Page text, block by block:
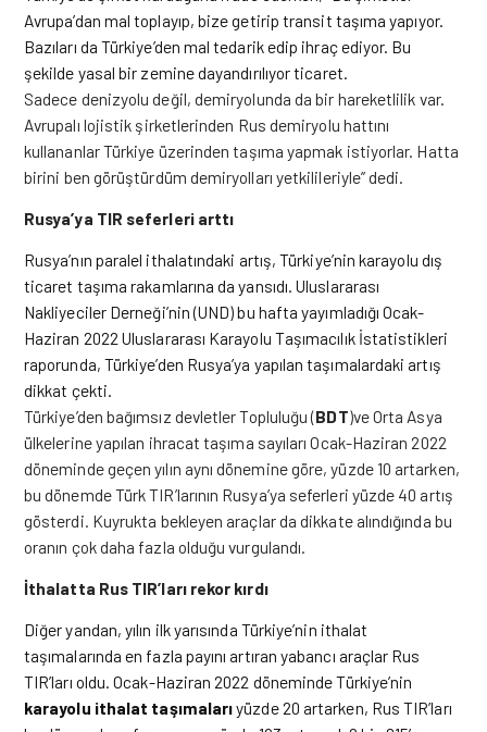
Avrupa’dan mal toplayıp, bize getirip transit taşıma yapıyor.
Bazıları da Türkiye’den mal tedarik edip ihraç ediyor. Bu
şekilde yasal bir zemine dayandırılıyor ticaret.
Sadece denizyolu değil, demiryolunda da bir hareketlilik var.
Avrupalı lojistik şirketlerinden Rus demiryolu hattını
kullananlar Türkiye üzerinden taşıma yapmak istiyorlar. Hatta
birini ben görüştürdüm demiryolları yetkilileriyle” dedi.
Rusya’ya TIR seferleri arttı
Rusya’nın paralel ithalatındaki artış, Türkiye’nin karayolu dış
ticaret taşıma rakamlarına da yansıdı. Uluslararası
Nakliyeciler Derneği’nin (UND) bu hafta yayımladığı Ocak-
Haziran 2022 Uluslararası Karayolu Taşımacılık İstatistikleri
raporunda, Türkiye’den Rusya’ya yapılan taşımalardaki artış
dikkat çekti.
Türkiye’den bağımsız devletler Topluluğu (BDT)ve Orta Asya
ülkelerine yapılan ihracat taşıma sayıları Ocak-Haziran 2022
döneminde geçen yılın aynı dönemine göre, yüzde 10 artarken,
bu dönemde Türk TIR’larının Rusya’ya seferleri yüzde 40 artış
gösterdi. Kuyrukta bekleyen araçlar da dikkate alındığında bu
oranın çok daha fazla olduğu vurgulandı.
İthalatta Rus TIR’ları rekor kırdı
Diğer yandan, yılın ilk yarısında Türkiye’nin ithalat
taşımalarında en fazla payını artıran yabancı araçlar Rus
TIR’ları oldu. Ocak-Haziran 2022 döneminde Türkiye’nin
karayolu ithalat taşımalarıyüzde 20 artarken, Rus TIR’ları